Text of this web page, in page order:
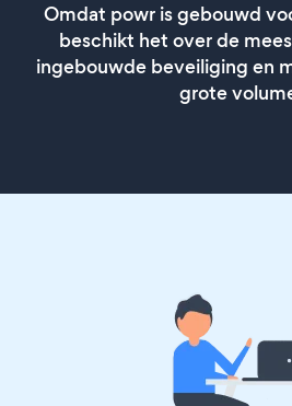
Omdat powr is gebouwd
beschikt het over de
ingebouwde beveiliging en
grote